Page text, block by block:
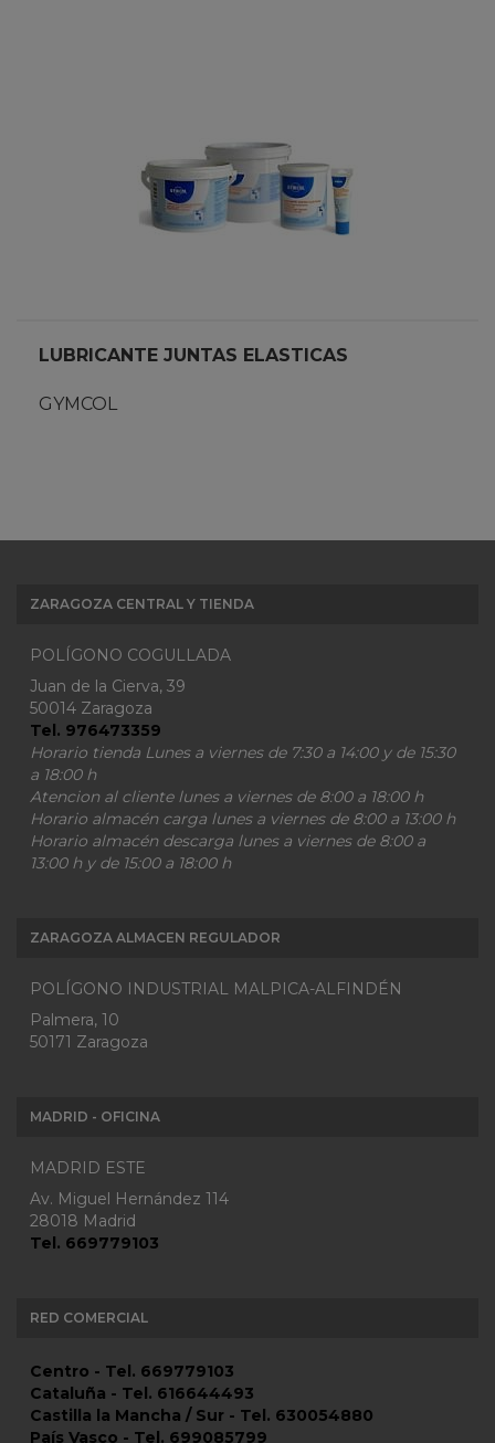
LUBRICANTE JUNTAS ELASTICAS
GYMCOL
ZARAGOZA CENTRAL Y TIENDA
POLÍGONO COGULLADA
Juan de la Cierva, 39
50014 Zaragoza
Tel. 976473359
Horario tienda Lunes a viernes de 7:30 a 14:00 y de 15:30
a 18:00 h
Atencion al cliente lunes a viernes de 8:00 a 18:00 h
Horario almacén carga lunes a viernes de 8:00 a 13:00 h
Horario almacén descarga lunes a viernes de 8:00 a
13:00 h y de 15:00 a 18:00 h
ZARAGOZA ALMACEN REGULADOR
POLÍGONO INDUSTRIAL MALPICA-ALFINDÉN
Palmera, 10
50171 Zaragoza
MADRID - OFICINA
MADRID ESTE
Av. Miguel Hernández 114
28018 Madrid
Tel. 669779103
RED COMERCIAL
Centro - Tel. 669779103
Cataluña - Tel. 616644493
Castilla la Mancha / Sur - Tel. 630054880
País Vasco - Tel. 699085799